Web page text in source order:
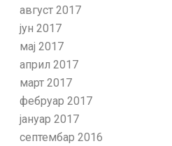
август 2017
јун 2017
мај 2017
април 2017
март 2017
фебруар 2017
јануар 2017
септембар 2016